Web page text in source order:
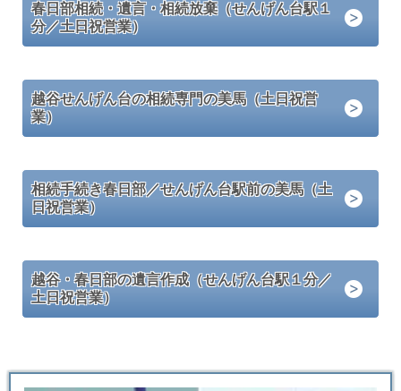
春日部相続・遺言・相続放棄（せんげん台駅１
分／土日祝営業）
越谷せんげん台の相続専門の美馬（土日祝営
業）
相続手続き春日部／せんげん台駅前の美馬（土
日祝営業）
越谷・春日部の遺言作成（せんげん台駅１分／
土日祝営業）